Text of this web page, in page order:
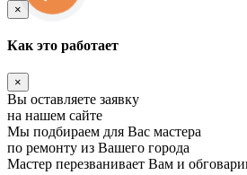
×
Как это работает
×
Вы оставляете заявку
на нашем сайте
Мы подбираем для Вас мастера
по ремонту из Вашего города
Мастер перезванивает Вам и